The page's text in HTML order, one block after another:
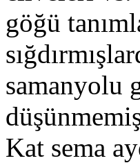
göğü
samanyolu
Kat sema